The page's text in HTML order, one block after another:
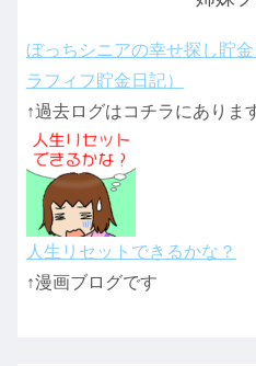
ぼっちシニアの幸せ探し貯
ラフィフ貯金日記）
↑過去ログはコチラにありま
人生リセットできるかな？
↑漫画ブログです